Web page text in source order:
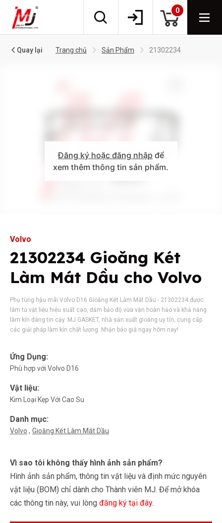
0
Quay lại Trang chủ Sản Phẩm 21302234
Đăng ký hoặc đăng nhập để
xem thêm thông tin sản phẩm.
Volvo
21302234 Gioăng Két
Làm Mát Dầu cho Volvo
Phụ tùng hậu mãi Volvo D16 Gioăng Két Làm Mát Dầu - 21302234 được
làm từ vật liệu hiệu suất cao, đảm bảo độ vừa vặn hoàn hảo và khả năng
làm kín đáng tin cậy. MJ GASKET, nhà sản xuất gioăng uy tín, cung cấp
các giải pháp làm kín chất lượng. Nhận báo giá ngay hôm nay!
Ứng Dụng:
Phù hợp với Volvo D16
Vật liệu:
Kim Loại Kẹp Với Cao Su
Danh mục:
Volvo Gioăng Két Làm Mát Dầu
Vì sao tôi không thấy hình ảnh sản phẩm?
Hình ảnh sản phẩm, thông tin vật liệu và định mức nguyên
vật liệu (BOM) chỉ dành cho Thành viên MJ. Để mở khóa
các thông tin này, vui lòng đăng ký tại đây.